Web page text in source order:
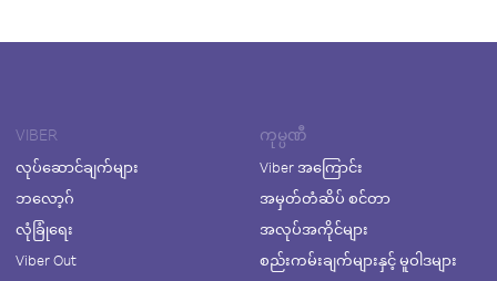
VIBER
လုပ်ဆောင်ချက်များ
ဘလော့ဂ်
လုံခြုံရေး
Viber Out
ကုမ္ပဏီ
Viber အကြောင်း
အမှတ်တံဆိပ် စင်တာ
အလုပ်အကိုင်များ
စည်းကမ်းချက်များနှင့် မူဝါဒများ